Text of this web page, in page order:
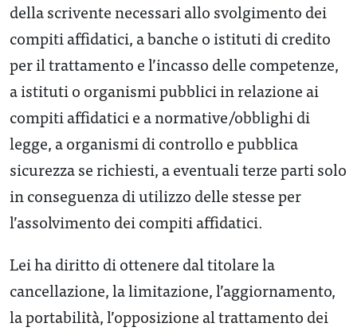
della scrivente necessari allo svolgimento dei
compiti affidatici, a banche o istituti di credito
per il trattamento e l’incasso delle competenze,
a istituti o organismi pubblici in relazione ai
compiti affidatici e a normative/obblighi di
legge, a organismi di controllo e pubblica
sicurezza se richiesti, a eventuali terze parti solo
in conseguenza di utilizzo delle stesse per
l’assolvimento dei compiti affidatici.
Lei ha diritto di ottenere dal titolare la
cancellazione, la limitazione, l’aggiornamento,
la portabilità, l’opposizione al trattamento dei